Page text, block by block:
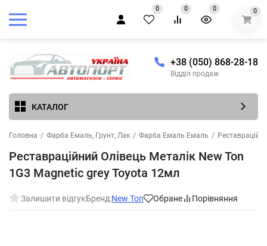
0 0 0 0
+38 (050) 868-28-18
Відділ продаж
КАТАЛОГ
Головна / Фарба Емаль, Грунт, Лак / Фарба Емаль Емаль /
Реставраційний Олівець Металік New Ton
1G3 Magnetic grey Toyota 12мл
Залишити відгукБренд:New Ton Обране Порівняння